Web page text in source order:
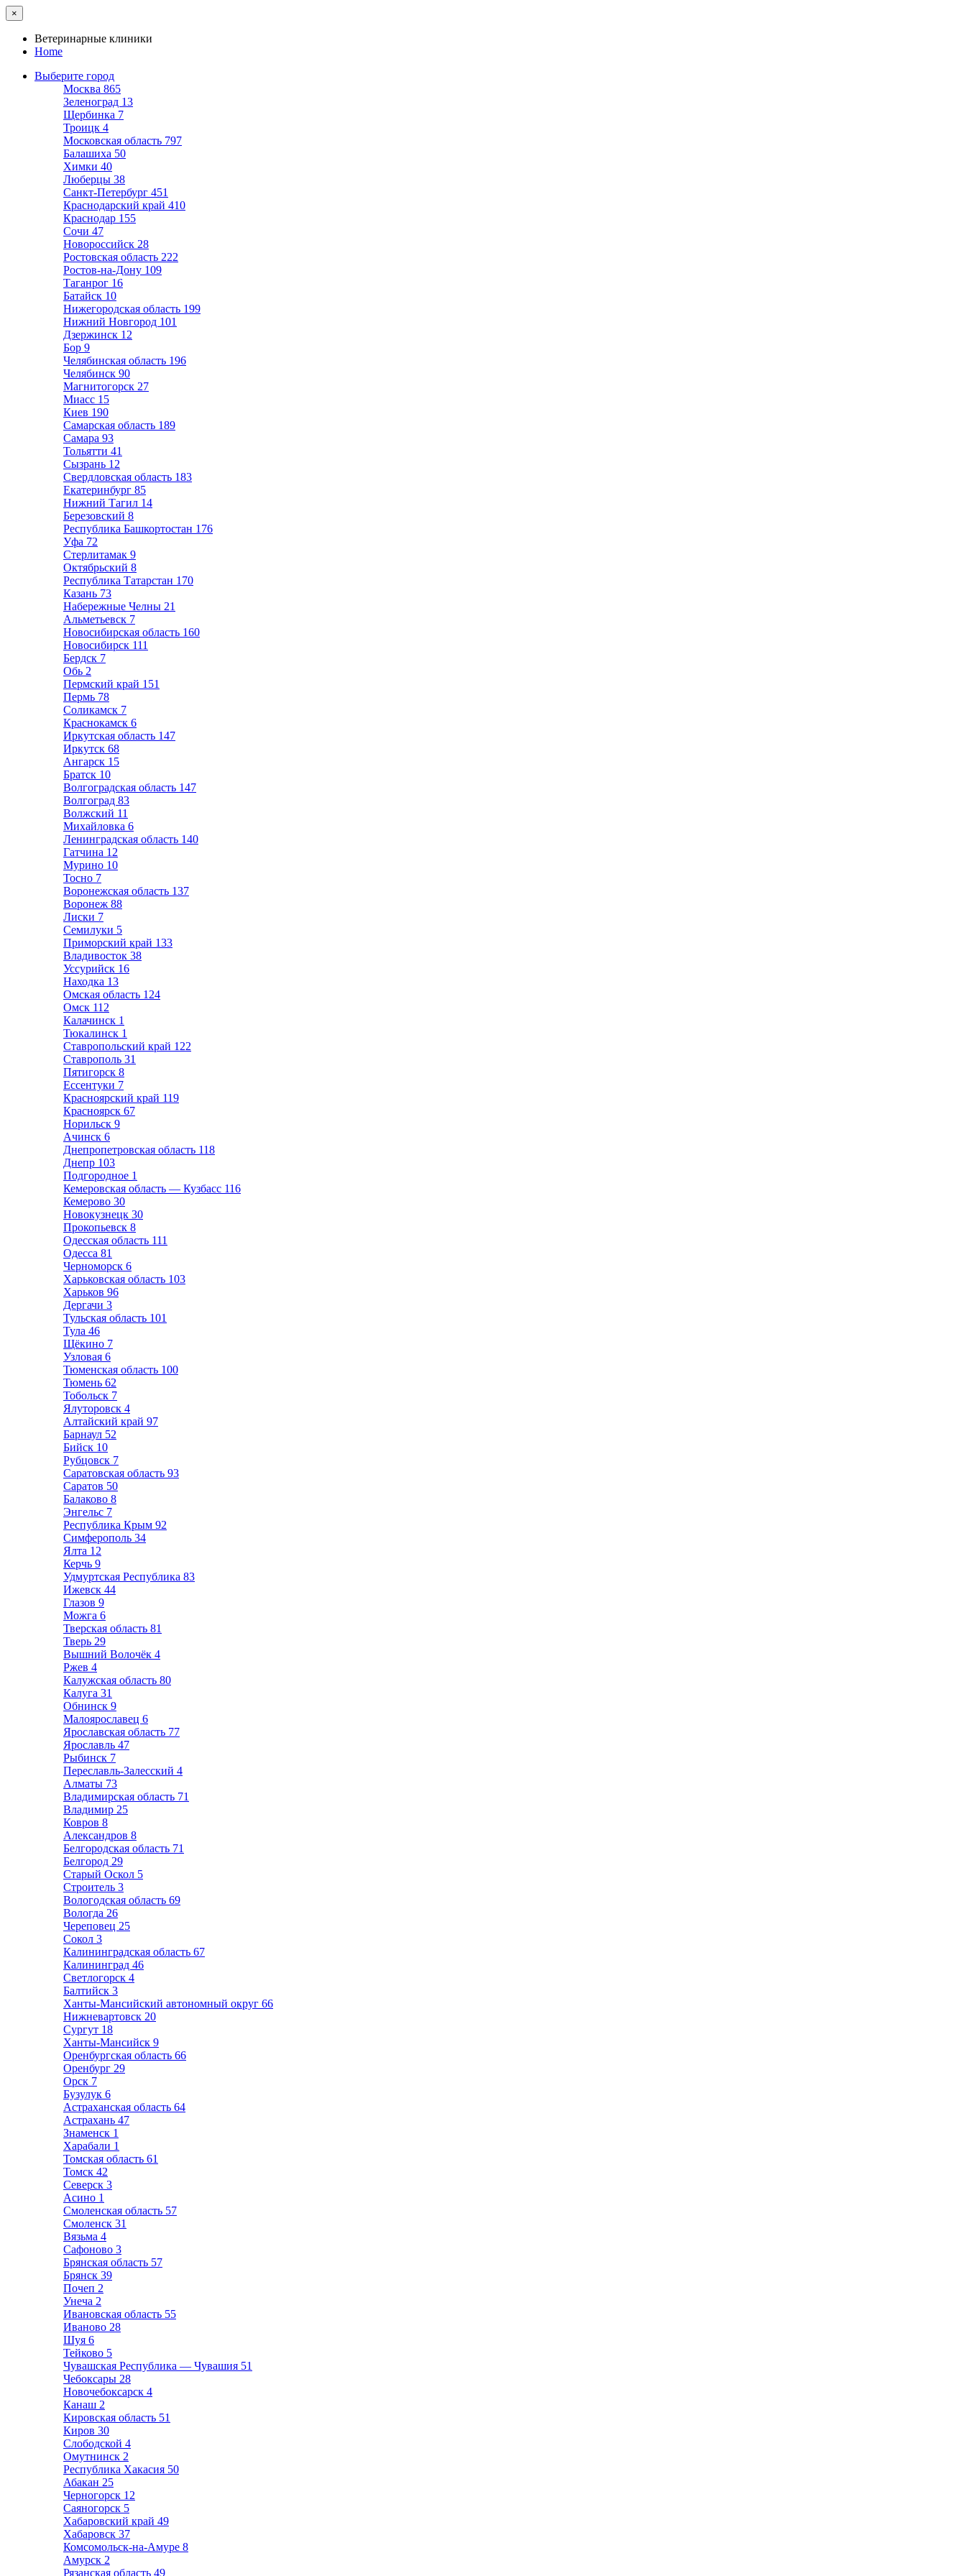
×
Ветеринарные клиники
Home
Выберите город
Москва 865
Зеленоград 13
Щербинка 7
Троицк 4
Московская область 797
Балашиха 50
Химки 40
Люберцы 38
Санкт-Петербург 451
Краснодарский край 410
Краснодар 155
Сочи 47
Новороссийск 28
Ростовская область 222
Ростов-на-Дону 109
Таганрог 16
Батайск 10
Нижегородская область 199
Нижний Новгород 101
Дзержинск 12
Бор 9
Челябинская область 196
Челябинск 90
Магнитогорск 27
Миасс 15
Киев 190
Самарская область 189
Самара 93
Тольятти 41
Сызрань 12
Свердловская область 183
Екатеринбург 85
Нижний Тагил 14
Березовский 8
Республика Башкортостан 176
Уфа 72
Стерлитамак 9
Октябрьский 8
Республика Татарстан 170
Казань 73
Набережные Челны 21
Альметьевск 7
Новосибирская область 160
Новосибирск 111
Бердск 7
Обь 2
Пермский край 151
Пермь 78
Соликамск 7
Краснокамск 6
Иркутская область 147
Иркутск 68
Ангарск 15
Братск 10
Волгоградская область 147
Волгоград 83
Волжский 11
Михайловка 6
Ленинградская область 140
Гатчина 12
Мурино 10
Тосно 7
Воронежская область 137
Воронеж 88
Лиски 7
Семилуки 5
Приморский край 133
Владивосток 38
Уссурийск 16
Находка 13
Омская область 124
Омск 112
Калачинск 1
Тюкалинск 1
Ставропольский край 122
Ставрополь 31
Пятигорск 8
Ессентуки 7
Красноярский край 119
Красноярск 67
Норильск 9
Ачинск 6
Днепропетровская область 118
Днепр 103
Подгородное 1
Кемеровская область — Кузбасс 116
Кемерово 30
Новокузнецк 30
Прокопьевск 8
Одесская область 111
Одесса 81
Черноморск 6
Харьковская область 103
Харьков 96
Дергачи 3
Тульская область 101
Тула 46
Щёкино 7
Узловая 6
Тюменская область 100
Тюмень 62
Тобольск 7
Ялуторовск 4
Алтайский край 97
Барнаул 52
Бийск 10
Рубцовск 7
Саратовская область 93
Саратов 50
Балаково 8
Энгельс 7
Республика Крым 92
Симферополь 34
Ялта 12
Керчь 9
Удмуртская Республика 83
Ижевск 44
Глазов 9
Можга 6
Тверская область 81
Тверь 29
Вышний Волочёк 4
Ржев 4
Калужская область 80
Калуга 31
Обнинск 9
Малоярославец 6
Ярославская область 77
Ярославль 47
Рыбинск 7
Переславль-Залесский 4
Алматы 73
Владимирская область 71
Владимир 25
Ковров 8
Александров 8
Белгородская область 71
Белгород 29
Старый Оскол 5
Строитель 3
Вологодская область 69
Вологда 26
Череповец 25
Сокол 3
Калининградская область 67
Калининград 46
Светлогорск 4
Балтийск 3
Ханты-Мансийский автономный округ 66
Нижневартовск 20
Сургут 18
Ханты-Мансийск 9
Оренбургская область 66
Оренбург 29
Орск 7
Бузулук 6
Астраханская область 64
Астрахань 47
Знаменск 1
Харабали 1
Томская область 61
Томск 42
Северск 3
Асино 1
Смоленская область 57
Смоленск 31
Вязьма 4
Сафоново 3
Брянская область 57
Брянск 39
Почеп 2
Унеча 2
Ивановская область 55
Иваново 28
Шуя 6
Тейково 5
Чувашская Республика — Чувашия 51
Чебоксары 28
Новочебоксарск 4
Канаш 2
Кировская область 51
Киров 30
Слободской 4
Омутнинск 2
Республика Хакасия 50
Абакан 25
Черногорск 12
Саяногорск 5
Хабаровский край 49
Хабаровск 37
Комсомольск-на-Амуре 8
Амурск 2
Рязанская область 49